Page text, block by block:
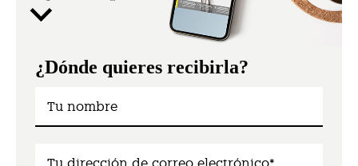
¿Dónde quieres recibirla?